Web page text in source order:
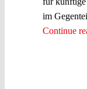
im
Continue